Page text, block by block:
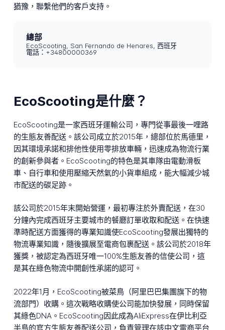
猶豫，聯繫他們的客戶支持。
總部
EcoScooting, San Fernando de Henares, 西班牙
電話：+34800000369
EcoScooting是什麼？
EcoScooting是一家西班牙運輸公司，專門從事最後一哩路
的生態友善配送。該公司成立於2015年，總部位於馬德里，
因其環境承諾和排他性使用零排放車輛，迅速成為物流行業
的創新參與者。EcoScooting的特色是其車隊由電動滑板
車、自行車和使用壓縮天然氣的小貨車組成，能大幅減少城
市配送的碳足跡。
該公司於2015年末開始營運，最初專注於外賣配送，在30
分鐘內完成西班牙主要城市的餐廳訂單收取和配送。在快速
準時配送方面獲得的專業知識使EcoScooting發展出獨特的
物流專業知識，隨後擴展至電商包裹配送。該公司於2018年
獲獎，被認定為西班牙唯一100%生態友善的信使公司，這
是其在綠色物流中開創性承諾的認可。
2022年1月，EcoScooting被菜鳥（阿里巴巴集團旗下的物
流部門）收購。這次戰略收購使公司能加快發展，同時保留
其綠色DNA。EcoScooting因此成為AliExpress在伊比利亞
半島的官方生態友善配送公司，負責管理在該中文電商平台